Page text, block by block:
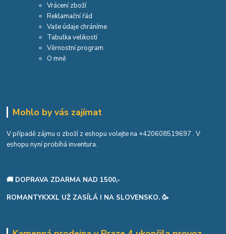
Vrácení zboží
Reklamační řád
Vaše údaje chráníme
Tabulka velikostí
Věrnostní program
O mně
Mohlo by vás zajímat
V případě zájmu o zboží z eshopu volejte na +420608519697 . V
eshopu nyní probíhá inventura.
🚚 DOPRAVA ZDARMA NAD 1500,-
ROMANTYKXXL UŽ ZASÍLÁ I NA SLOVENSKO. 🥳